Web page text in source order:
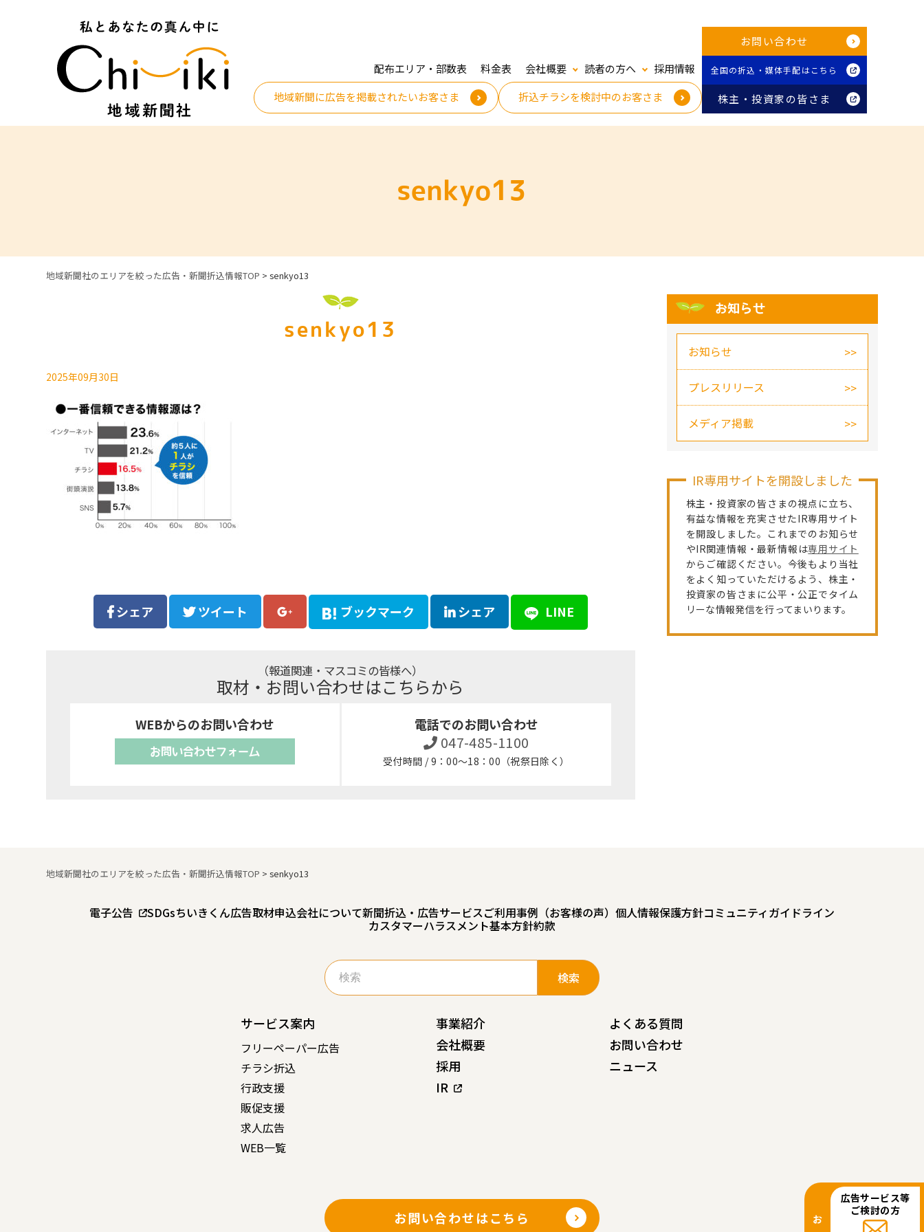
配布エリア・部数表 料金表 会社概要 読者の方へ
採用情報
地域新聞に広告を掲載されたいお客さま
折込チラシを検討中のお客さま
お問い合わせ
全国の折込・媒体手配はこちら
株主・投資家の皆さま
senkyo13
地域新聞社のエリアを絞った広告・新聞折込情報TOP >senkyo13
senkyo13
2025年09月30日
シェア ツイート ブックマーク シェア LINE
（報道関連・マスコミの皆様へ）
取材・お問い合わせはこちらから
WEBからのお問い合わせ
お問い合わせフォーム
電話でのお問い合わせ
047-485-1100
受付時間 / 9：00～18：00（祝祭日除く）
お知らせ
お知らせ
プレスリリース
メディア掲載
IR専用サイトを開設しました
株主・投資家の皆さまの視点に立ち、
有益な情報を充実させたIR専用サイト
を開設しました。これまでのお知らせ
やIR関連情報・最新情報は専用サイト
からご確認ください。今後もより当社
をよく知っていただけるよう、株主・
投資家の皆さまに公平・公正でタイム
リーな情報発信を行ってまいります。
地域新聞社のエリアを絞った広告・新聞折込情報TOP >senkyo13
電子公告 SDGsちいきくん広告取材申込会社について新聞折込・広告サービスご利用事例（お客様の声） 個人情報保護方針コミュニティガイドライン
カスタマーハラスメント基本方針約款
検
索:
サービス案内
フリーペーパー広告
チラシ折込
行政支援
販促支援
求人広告
WEB一覧
事業紹介
会社概要
採用
IR
よくある質問
お問い合わせ
ニュース
お問い合わせはこちら
広告サービス等
ご検討の方